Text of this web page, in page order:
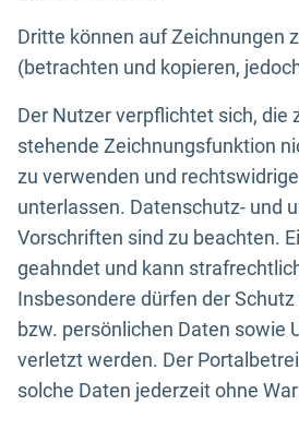
Dritte können auf Zeichnungen
(betrachten und kopieren,
Der Nutzer verpflichtet sich, die
stehende Zeichnungsfunktion
zu verwenden und
unterlassen. Datenschutz- und
Vorschriften sind zu beachten.
geahndet und kann
Insbesondere dürfen der
bzw. persönlichen Daten sowie
verletzt werden. Der
solche Daten jederzeit ohne